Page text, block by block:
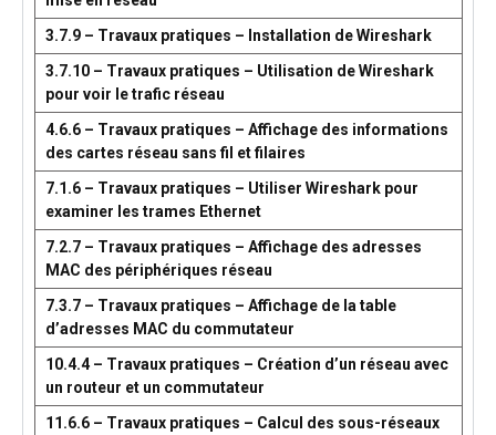
3.7.9 – Travaux pratiques – Installation de Wireshark
3.7.10 – Travaux pratiques – Utilisation de Wireshark
pour voir le trafic réseau
4.6.6 – Travaux pratiques – Affichage des informations
des cartes réseau sans fil et filaires
7.1.6 – Travaux pratiques – Utiliser Wireshark pour
examiner les trames Ethernet
7.2.7 – Travaux pratiques – Affichage des adresses
MAC des périphériques réseau
7.3.7 – Travaux pratiques – Affichage de la table
d’adresses MAC du commutateur
10.4.4 – Travaux pratiques – Création d’un réseau avec
un routeur et un commutateur
11.6.6 – Travaux pratiques – Calcul des sous-réseaux